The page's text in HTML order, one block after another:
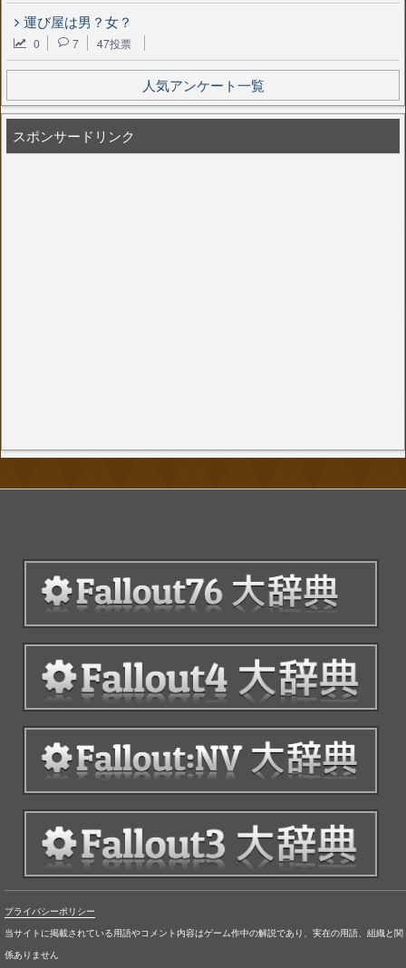
運び屋は男？女？
0 7 47投票
人気アンケート一覧
スポンサードリンク
プライバシーポリシー
当サイトに掲載されている用語やコメント内容はゲーム作中の解説であり、実在の用語、組織と関
係ありません